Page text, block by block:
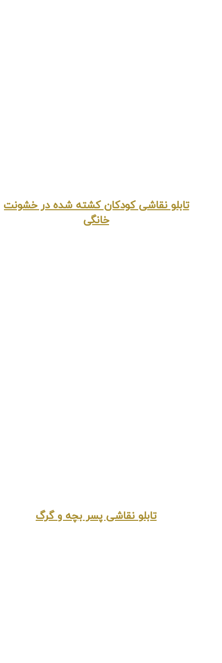
تابلو نقاشی کودکان کشته شده در خشونت
خانگی
تابلو نقاشی پسر بچه و گرگ